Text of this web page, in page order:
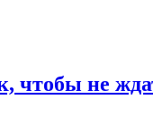
чтобы не